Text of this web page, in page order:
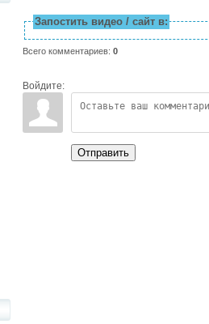
Запостить видео / сайт в:
Всего комментариев: 0
Войдите:
Отправить